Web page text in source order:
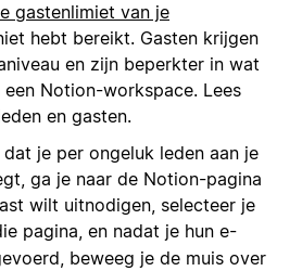
gastenlimiet van je
hebt bereikt. Gasten krijgen
en zijn beperkter in wat
een Notion-workspace. Lees
en gasten.
je per ongeluk leden aan je
ga je naar de Notion-pagina
wilt uitnodigen, selecteer je
pagina, en nadat je hun e-
beweeg je de muis over